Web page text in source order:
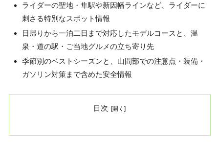
ライダーの聖地・隼駅や新因幡ラインなど、ライダーに
刺さる特別なスポット情報
日帰りから一泊二日まで対応したモデルコースと、温
泉・道の駅・ご当地グルメの立ち寄り先
季節別のベストシーズンと、山間部での注意点・装備・
ガソリン対策まで含めた安全情報
目次